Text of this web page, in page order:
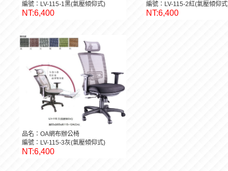
編號：LV-115-1黑(氣壓傾仰式)
NT:6,400
編號：LV-115-2紅(氣壓傾仰
NT:6,400
品名：OA網布辦公椅
編號：LV-115-3灰(氣壓傾仰式)
NT:6,400